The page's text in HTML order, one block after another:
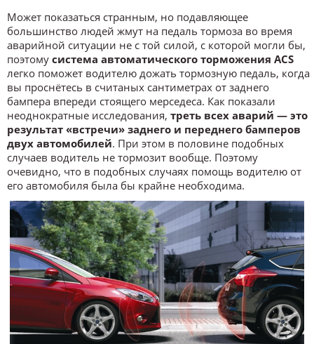
Может показаться странным, но подавляющее
большинство людей жмут на педаль тормоза во время
аварийной ситуации не с той силой, с которой могли бы,
поэтому система автоматического торможения ACS
легко поможет водителю дожать тормозную педаль, когда
вы проснётесь в считаных сантиметрах от заднего
бампера впереди стоящего мерседеса. Как показали
неоднократные исследования, треть всех аварий — это
результат «встречи» заднего и переднего бамперов
двух автомобилей. При этом в половине подобных
случаев водитель не тормозит вообще. Поэтому
очевидно, что в подобных случаях помощь водителю от
его автомобиля была бы крайне необходима.